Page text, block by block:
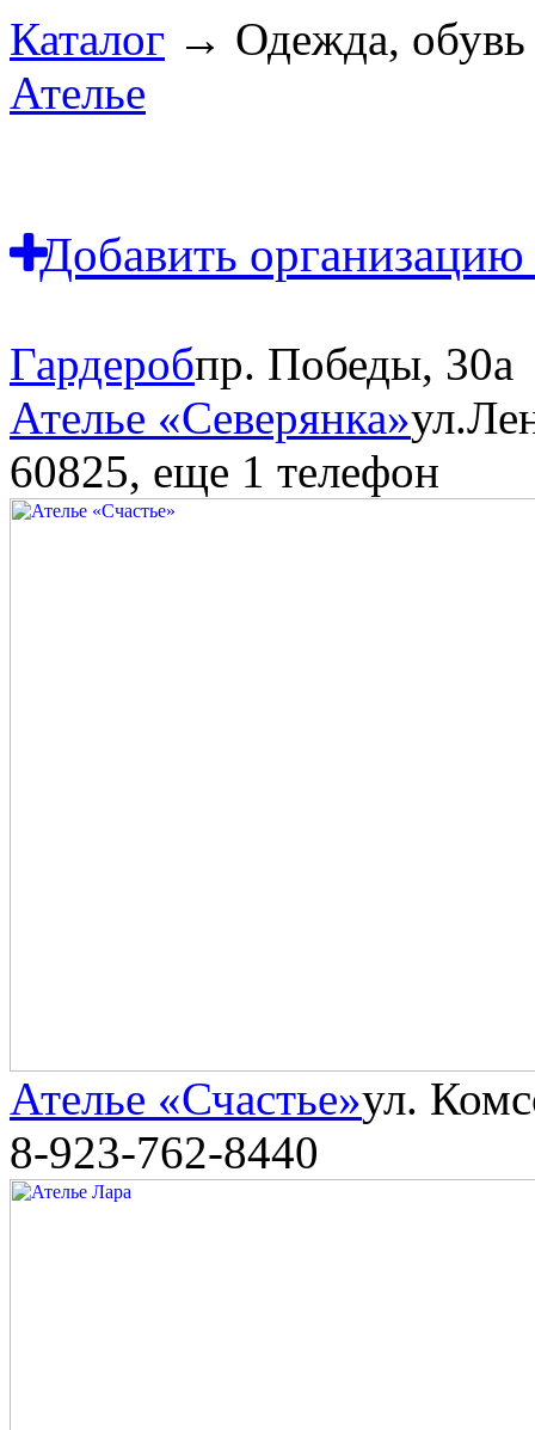
Каталог → Одежда, обувь
Ателье
Добавить организацию
Гардеробпр. Победы, 30а
Ателье «Северянка»
60825, еще 1 телефон
Ателье «Счастье»ул.
8-923-762-8440